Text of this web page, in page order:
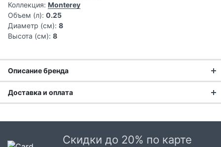
Коллекция: Monterey
Объем (л): 0.25
Диаметр (см): 8
Высота (см): 8
Описание бренда
Доставка и оплата
Доставка в Москве и области
Скидки до 20% по карте